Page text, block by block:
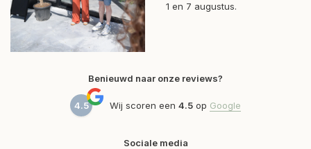
1 en 7 augustus.
Benieuwd naar onze reviews?
4.5 Wij scoren een 4.5 op Google
Sociale media